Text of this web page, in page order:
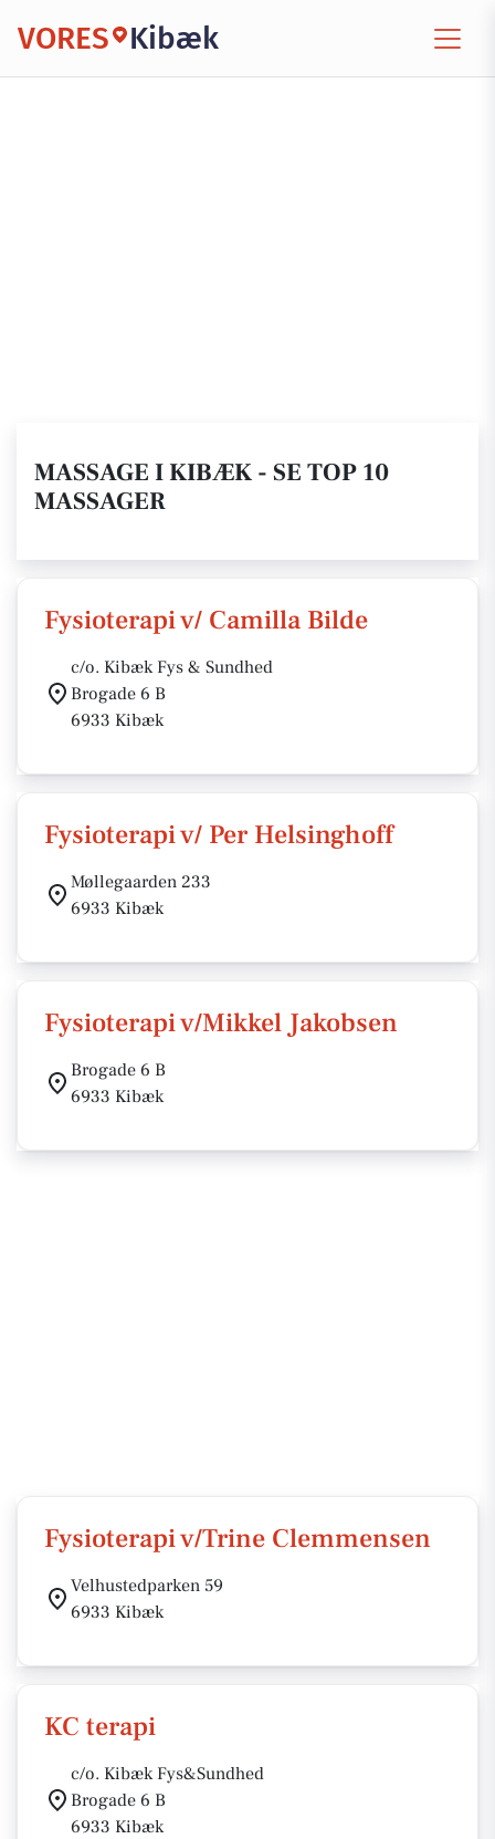
VORES Kibæk
MASSAGE I KIBÆK - SE TOP 10
MASSAGER
Fysioterapi v/ Camilla Bilde
c/o. Kibæk Fys & Sundhed
Brogade 6 B
6933 Kibæk
Fysioterapi v/ Per Helsinghoff
Møllegaarden 233
6933 Kibæk
Fysioterapi v/Mikkel Jakobsen
Brogade 6 B
6933 Kibæk
Fysioterapi v/Trine Clemmensen
Velhustedparken 59
6933 Kibæk
KC terapi
c/o. Kibæk Fys&Sundhed
Brogade 6 B
6933 Kibæk